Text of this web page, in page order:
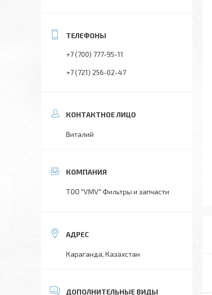
+7 (700) 777-95-11
+7 (721) 256-02-47
Виталий
ТОО "VMV" Фильтры и запчасти
Караганда, Казахстан